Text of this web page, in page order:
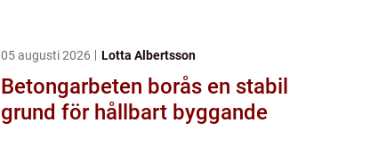
05 augusti 2026 Lotta Albertsson
Betongarbeten borås en stabil
grund för hållbart byggande